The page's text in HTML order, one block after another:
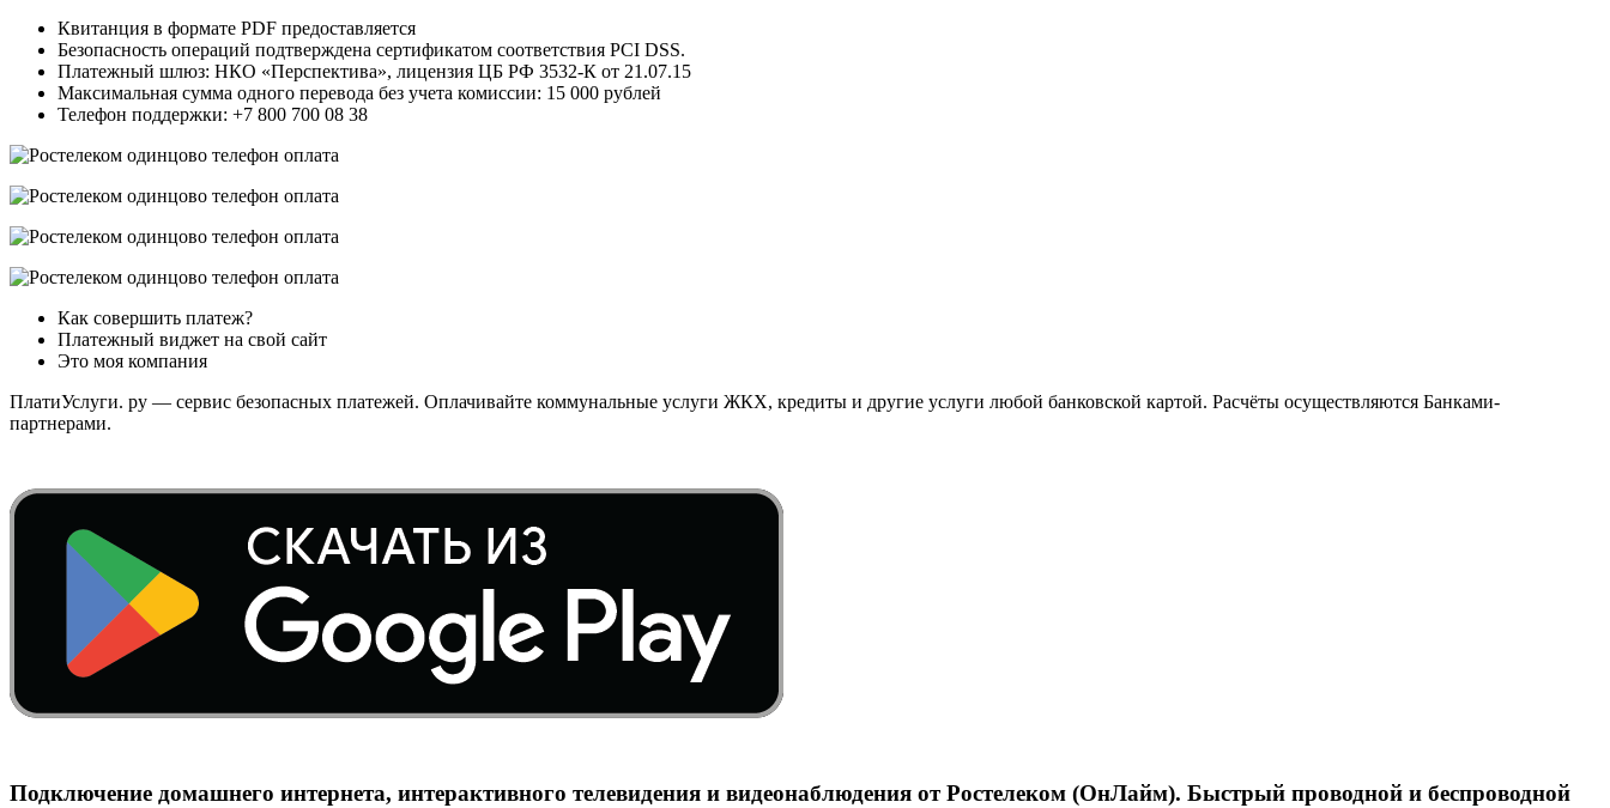
Квитанция в формате PDF предоставляется
Безопасность операций подтверждена сертификатом соответствия PCI DSS.
Платежный шлюз: НКО «Перспектива», лицензия ЦБ РФ 3532-К от 21.07.15
Максимальная сумма одного перевода без учета комиссии: 15 000 рублей
Телефон поддержки: +7 800 700 08 38
Как совершить платеж?
Платежный виджет на свой сайт
Это моя компания
ПлатиУслуги. ру — сервис безопасных платежей. Оплачивайте коммунальные услуги ЖКХ, кредиты и другие услуги любой банковской картой. Расчёты осуществляются Банками-
партнерами.
Подключение домашнего интернета, интерактивного телевидения и видеонаблюдения от Ростелеком (ОнЛайм). Быстрый проводной и беспроводной